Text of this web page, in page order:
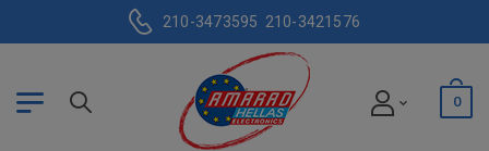
210-3473595 210-3421576
0